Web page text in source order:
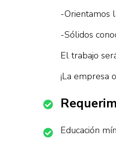
-Orientamos
-Sólidos
El trabajo
¡La empresa
Educación